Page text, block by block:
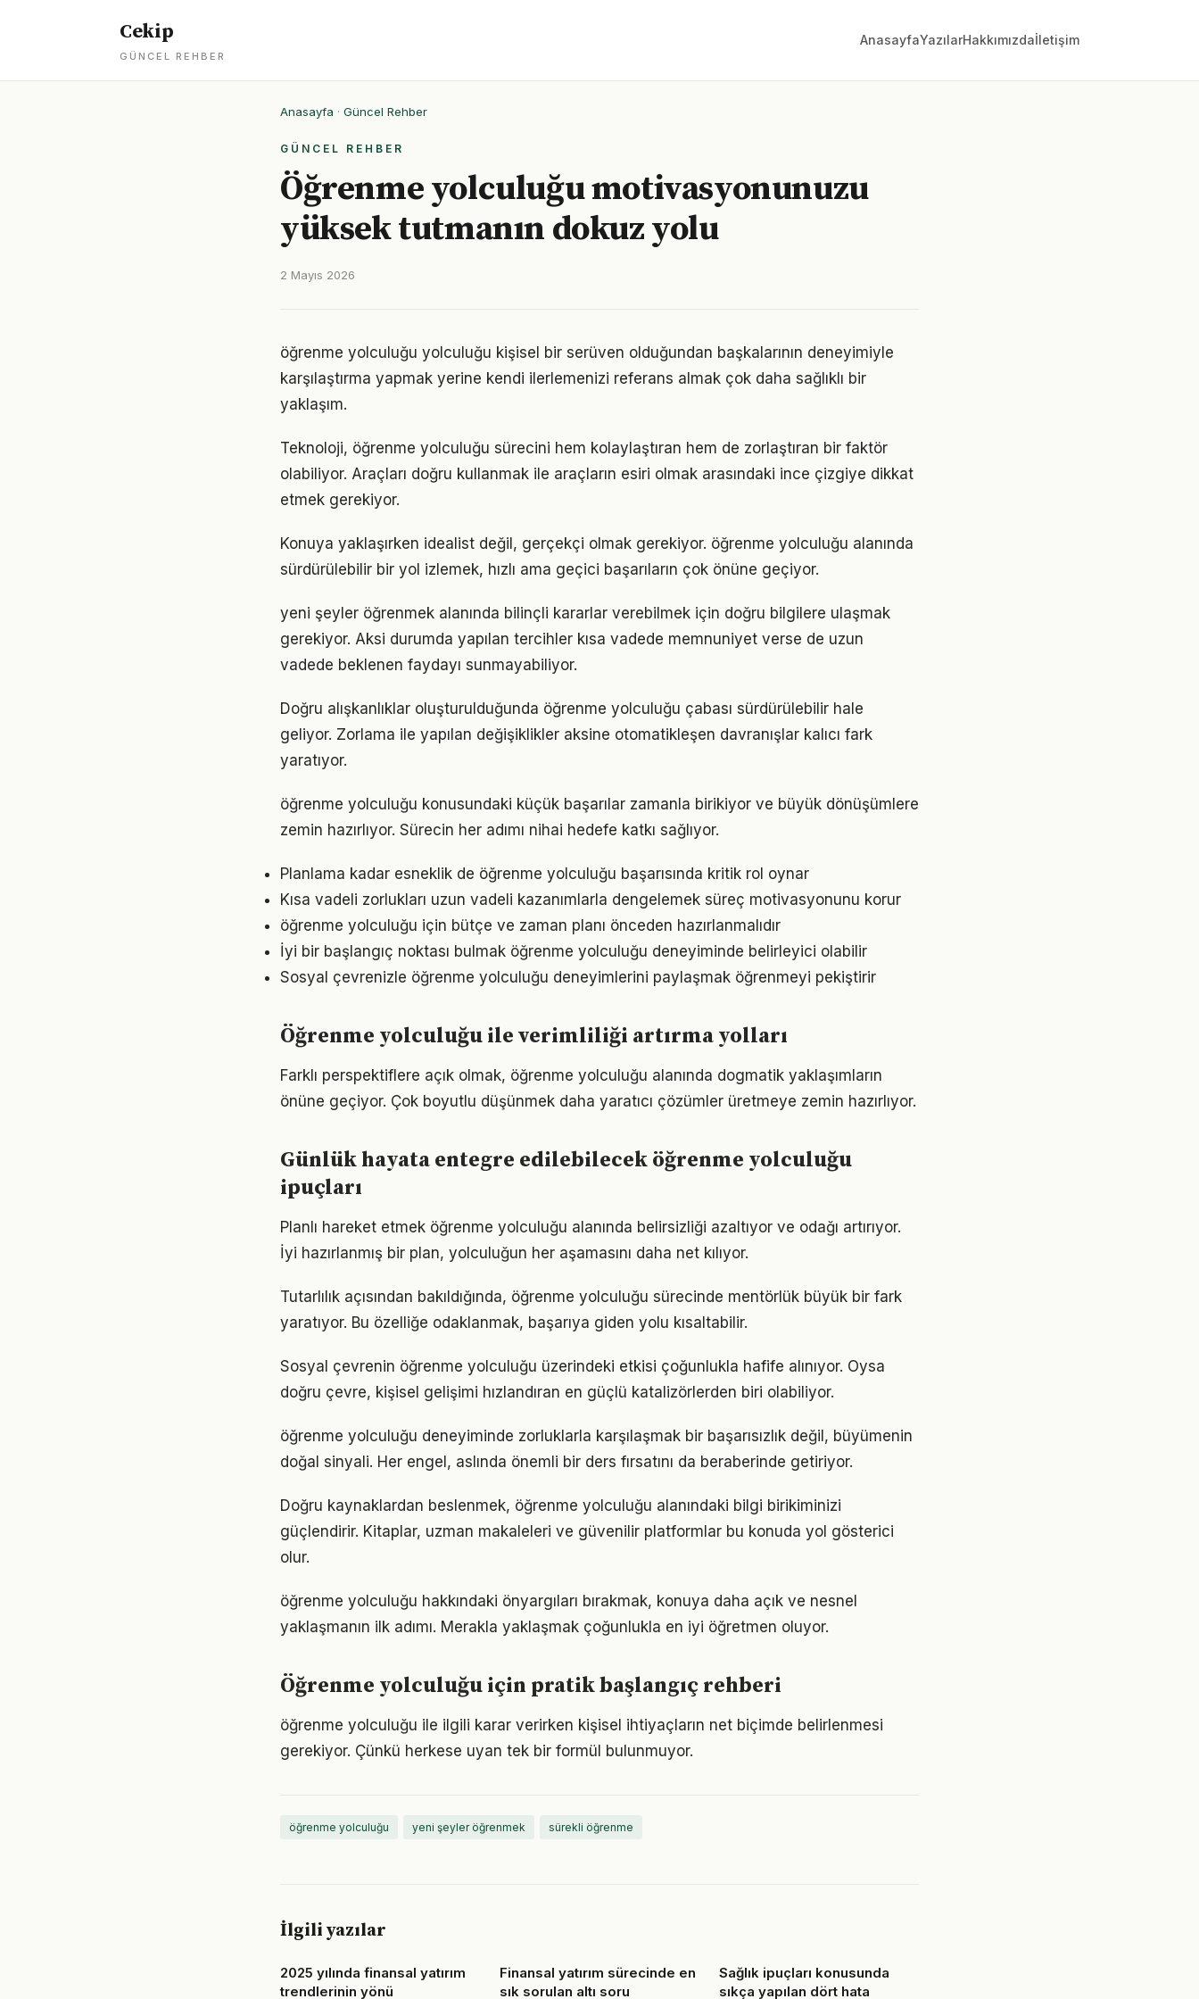
Cekip
GÜNCEL REHBER
AnasayfaYazılarHakkımızdaİletişim
Anasayfa · Güncel Rehber
GÜNCEL REHBER
Öğrenme yolculuğu motivasyonunuzu
yüksek tutmanın dokuz yolu
2 Mayıs 2026
öğrenme yolculuğu yolculuğu kişisel bir serüven olduğundan başkalarının deneyimiyle
karşılaştırma yapmak yerine kendi ilerlemenizi referans almak çok daha sağlıklı bir
yaklaşım.
Teknoloji, öğrenme yolculuğu sürecini hem kolaylaştıran hem de zorlaştıran bir faktör
olabiliyor. Araçları doğru kullanmak ile araçların esiri olmak arasındaki ince çizgiye dikkat
etmek gerekiyor.
Konuya yaklaşırken idealist değil, gerçekçi olmak gerekiyor. öğrenme yolculuğu alanında
sürdürülebilir bir yol izlemek, hızlı ama geçici başarıların çok önüne geçiyor.
yeni şeyler öğrenmek alanında bilinçli kararlar verebilmek için doğru bilgilere ulaşmak
gerekiyor. Aksi durumda yapılan tercihler kısa vadede memnuniyet verse de uzun
vadede beklenen faydayı sunmayabiliyor.
Doğru alışkanlıklar oluşturulduğunda öğrenme yolculuğu çabası sürdürülebilir hale
geliyor. Zorlama ile yapılan değişiklikler aksine otomatikleşen davranışlar kalıcı fark
yaratıyor.
öğrenme yolculuğu konusundaki küçük başarılar zamanla birikiyor ve büyük dönüşümlere
zemin hazırlıyor. Sürecin her adımı nihai hedefe katkı sağlıyor.
Planlama kadar esneklik de öğrenme yolculuğu başarısında kritik rol oynar
Kısa vadeli zorlukları uzun vadeli kazanımlarla dengelemek süreç motivasyonunu korur
öğrenme yolculuğu için bütçe ve zaman planı önceden hazırlanmalıdır
İyi bir başlangıç noktası bulmak öğrenme yolculuğu deneyiminde belirleyici olabilir
Sosyal çevrenizle öğrenme yolculuğu deneyimlerini paylaşmak öğrenmeyi pekiştirir
Öğrenme yolculuğu ile verimliliği artırma yolları
Farklı perspektiflere açık olmak, öğrenme yolculuğu alanında dogmatik yaklaşımların
önüne geçiyor. Çok boyutlu düşünmek daha yaratıcı çözümler üretmeye zemin hazırlıyor.
Günlük hayata entegre edilebilecek öğrenme yolculuğu
ipuçları
Planlı hareket etmek öğrenme yolculuğu alanında belirsizliği azaltıyor ve odağı artırıyor.
İyi hazırlanmış bir plan, yolculuğun her aşamasını daha net kılıyor.
Tutarlılık açısından bakıldığında, öğrenme yolculuğu sürecinde mentörlük büyük bir fark
yaratıyor. Bu özelliğe odaklanmak, başarıya giden yolu kısaltabilir.
Sosyal çevrenin öğrenme yolculuğu üzerindeki etkisi çoğunlukla hafife alınıyor. Oysa
doğru çevre, kişisel gelişimi hızlandıran en güçlü katalizörlerden biri olabiliyor.
öğrenme yolculuğu deneyiminde zorluklarla karşılaşmak bir başarısızlık değil, büyümenin
doğal sinyali. Her engel, aslında önemli bir ders fırsatını da beraberinde getiriyor.
Doğru kaynaklardan beslenmek, öğrenme yolculuğu alanındaki bilgi birikiminizi
güçlendirir. Kitaplar, uzman makaleleri ve güvenilir platformlar bu konuda yol gösterici
olur.
öğrenme yolculuğu hakkındaki önyargıları bırakmak, konuya daha açık ve nesnel
yaklaşmanın ilk adımı. Merakla yaklaşmak çoğunlukla en iyi öğretmen oluyor.
Öğrenme yolculuğu için pratik başlangıç rehberi
öğrenme yolculuğu ile ilgili karar verirken kişisel ihtiyaçların net biçimde belirlenmesi
gerekiyor. Çünkü herkese uyan tek bir formül bulunmuyor.
öğrenme yolculuğu yeni şeyler öğrenmek sürekli öğrenme
İlgili yazılar
2025 yılında finansal yatırım
trendlerinin yönü
Finansal yatırım sürecinde en
sık sorulan altı soru
Sağlık ipuçları konusunda
sıkça yapılan dört hata